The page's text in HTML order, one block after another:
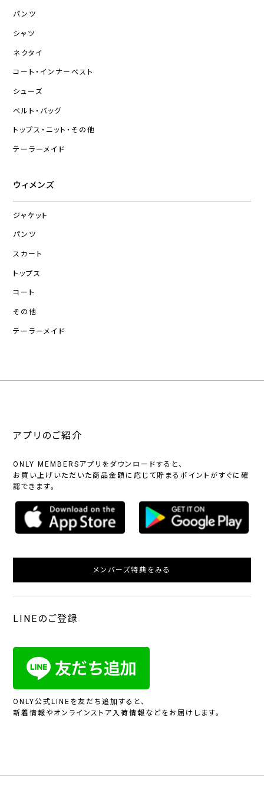
パンツ
シャツ
ネクタイ
コート・インナーベスト
シューズ
ベルト・バッグ
トップス・ニット・その他
テーラーメイド
ウィメンズ
ジャケット
パンツ
スカート
トップス
コート
その他
テーラーメイド
アプリのご紹介
ONLY MEMBERSアプリをダウンロードすると、
お買い上げいただいた商品金額に応じて貯まるポイントがすぐに確
認できます。
メンバーズ特典をみる
LINEのご登録
ONLY公式LINEを友だち追加すると、
新着情報やオンラインストア入荷情報などをお届けします。